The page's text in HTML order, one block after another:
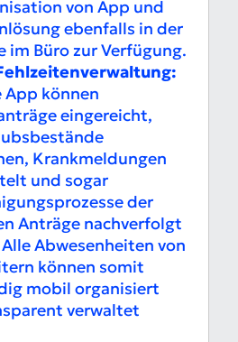
von App und
ebenfalls in der
im Büro zur Verfügung.
App können
eingereicht,
Krankmeldungen
und sogar
der
Anträge nachverfolgt
Abwesenheiten von
können somit
mobil organisiert
verwaltet